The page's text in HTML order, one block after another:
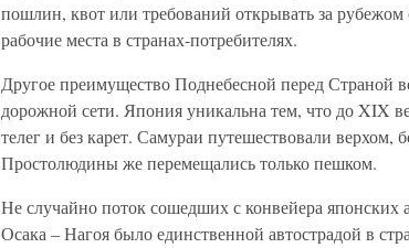
пошлин, квот или требований открывать за
рабочие места в странах-потребителях.
Другое преимущество Поднебесной перед Страной
дорожной сети. Япония уникальна тем, что до XIX
телег и без карет. Самураи путешествовали
Простолюдины же перемещались только пешком.
Не случайно поток сошедших с конвейера
Осака – Нагоя было единственной автострадой в